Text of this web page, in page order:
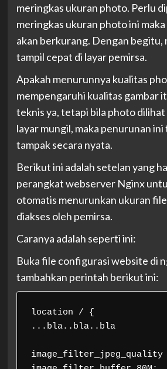
meringkas ukuran photo. Perlu
meringkas ukuran photo ini
akan berkurang. Dengan begitu,
tampil cepat di layar pemirsa.
Apakah menurunnya kualitas
mempengaruhi kualitas gambar
teknis ya, tetapi bila photo dilihat
layar mungil, maka penurunan ini
tampak secara nyata.
Berikut ini adalah setelan yang
perangkat webserver Nginx
otomatis menurunkan ukuran
diakses oleh pemirsa.
Caranya adalah seperti ini:
Buka file configurasi website di
tambahkan perintah berikut ini:
location / {
...bla..bla..bla
image_filter_jpeg_quality